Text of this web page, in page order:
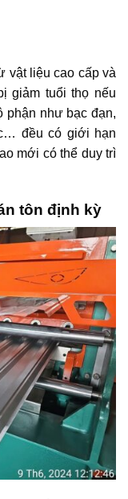
vật liệu cao cấp và
giảm tuổi thọ nếu
phận như bạc đạn,
đều có giới hạn
mới có thể duy trì
tôn định kỳ